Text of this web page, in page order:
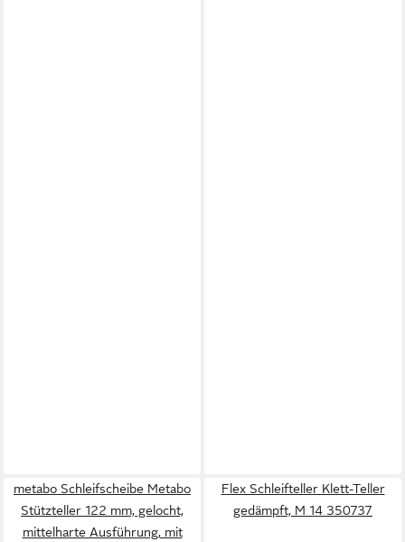
metabo Schleifscheibe Metabo
Stützteller 122 mm, gelocht,
mittelharte Ausführung, mit
Flex Schleifteller Klett-Teller
gedämpft, M 14 350737